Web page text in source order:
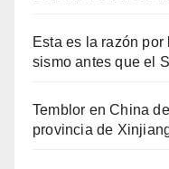
Esta es la razón
sismo antes que el
Temblor en China
provincia de